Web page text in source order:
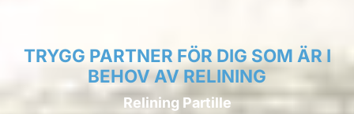
TRYGG PARTNER FÖR DIG SOM ÄR I
BEHOV AV RELINING
Relining Partille